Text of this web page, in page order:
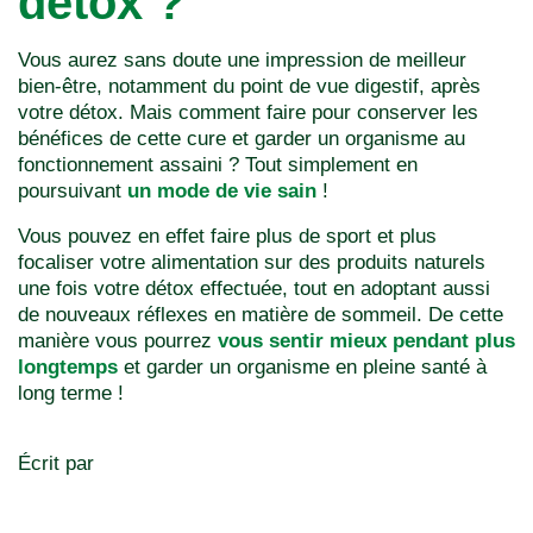
Vous aurez sans doute une impression de meilleur
bien-être, notamment du point de vue digestif, après
votre détox. Mais comment faire pour conserver les
bénéfices de cette cure et garder un organisme au
fonctionnement assaini ? Tout simplement en
poursuivant un mode de vie sain !
Vous pouvez en effet faire plus de sport et plus
focaliser votre alimentation sur des produits naturels
une fois votre détox effectuée, tout en adoptant aussi
de nouveaux réflexes en matière de sommeil. De cette
manière vous pourrez vous sentir mieux pendant plus
longtemps et garder un organisme en pleine santé à
long terme !
Écrit par